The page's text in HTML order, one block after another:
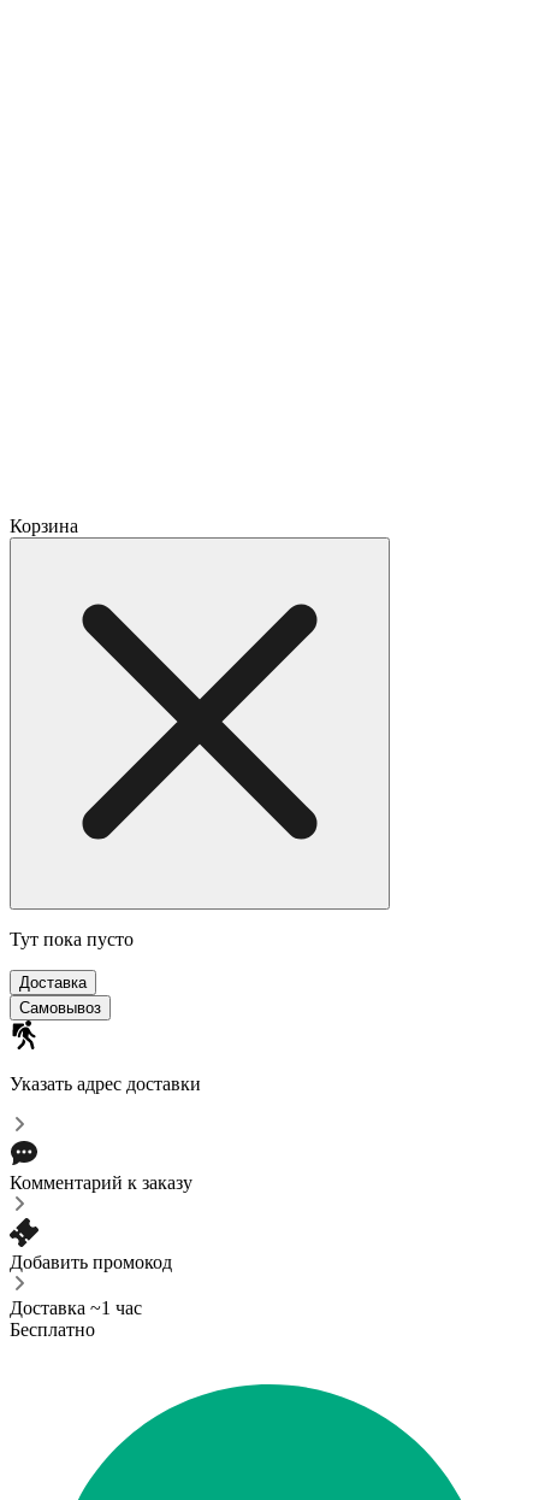
Корзина
Тут пока пусто
Доставка
Самовывоз
Указать адрес доставки
Комментарий к заказу
Добавить промокод
Доставка ~1 час
Бесплатно